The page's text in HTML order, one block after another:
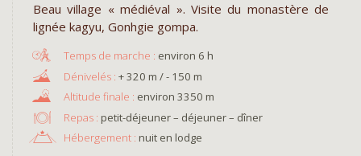
Beau village « médiéval ». Visite du monastère de
lignée kagyu, Gonhgie gompa.
environ 6 h
+ 320 m / - 150 m
environ 3350 m
Repas : petit-déjeuner – déjeuner – dîner
Hébergement : nuit en lodge